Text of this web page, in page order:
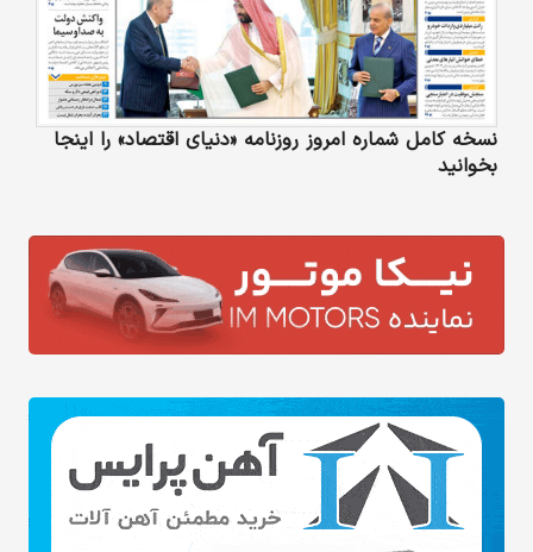
نسخه کامل شماره امروز روزنامه «دنیای‌ اقتصاد» را اینجا
بخوانید